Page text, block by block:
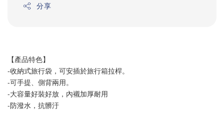
分享
【產品特色】
-收納式旅行袋，可安插於旅行箱拉桿。
-可手提、側背兩用。
-大容量好裝好放，內襯加厚耐用
-防潑水，抗髒汙